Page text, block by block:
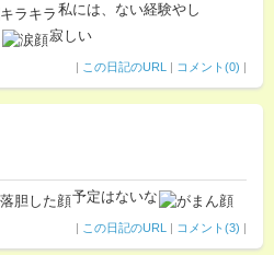
私には、ない経験やし
寂しい
| この日記のURL | コメント(0) |
予定はないな
| この日記のURL | コメント(3) |